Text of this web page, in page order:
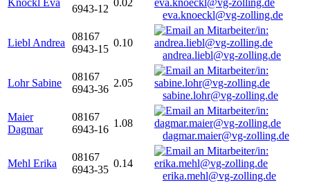
Knöckl Eva
6943-12
0.02
eva.knoeckl@vg-zolling.de
Liebl Andrea
08167
6943-15
0.10
andrea.liebl@vg-zolling.de
Lohr Sabine
08167
6943-36
2.05
sabine.lohr@vg-zolling.de
Maier
Dagmar
08167
6943-16
1.08
dagmar.maier@vg-zolling.de
Mehl Erika
08167
6943-35
0.14
erika.mehl@vg-zolling.de